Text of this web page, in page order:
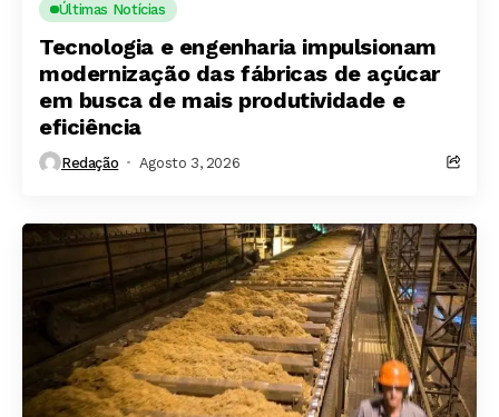
Últimas Notícias
Tecnologia e engenharia impulsionam
modernização das fábricas de açúcar
em busca de mais produtividade e
eficiência
Redação Agosto 3, 2026